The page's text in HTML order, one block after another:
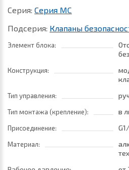
Серия: Серия MC
Подсерия: Клапаны
Элемент блока:
Конструкция:
Тип управления:
Тип монтажа (крепление): в
Присоединение:
Материал: